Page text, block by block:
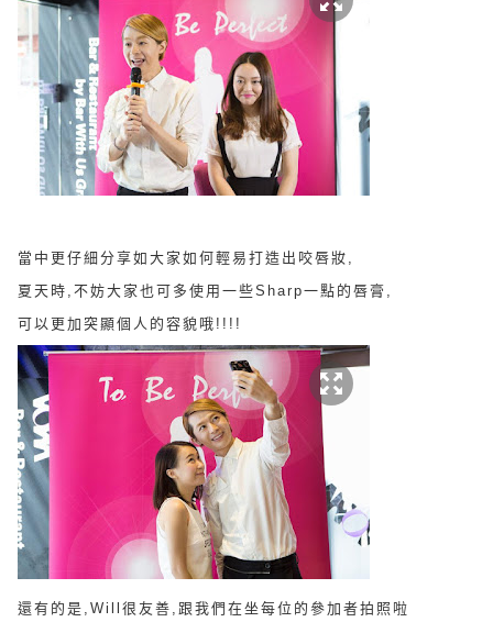
當中更仔細分享如大家如何輕易打造出咬唇妝,
夏天時,不妨大家也可多使用一些Sharp一點的唇膏,
可以更加突顯個人的容貌哦!!!!
還有的是,Will很友善,跟我們在坐每位的參加者拍照啦